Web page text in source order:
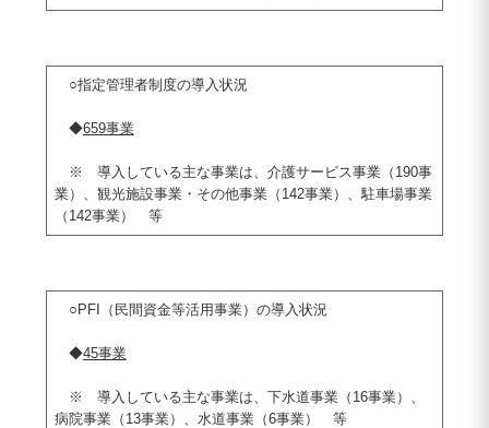
○指定管理者制度の導入状況
◆659事業
※ 導入している主な事業は、介護サービス事業（190事
業）、観光施設事業・その他事業（142事業）、駐車場事業
（142事業） 等
○PFI（民間資金等活用事業）の導入状況
◆45事業
※ 導入している主な事業は、下水道事業（16事業）、
病院事業（13事業）、水道事業（6事業） 等